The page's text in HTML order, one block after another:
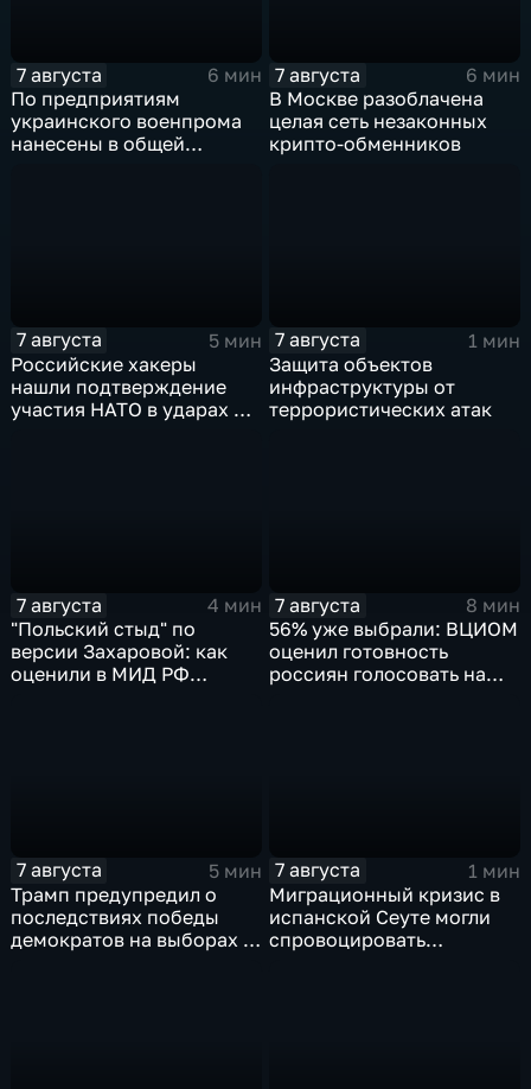
7 августа
6 мин
По предприятиям
украинского военпрома
нанесены в общей
7 августа
6 мин
В Москве разоблачена
целая сеть незаконных
крипто-обменников
7 августа
5 мин
Российские хакеры
нашли подтверждение
участия НАТО в ударах по
7 августа
1 мин
Защита объектов
инфраструктуры от
террористических атак
7 августа
4 мин
"Польский стыд" по
версии Захаровой: как
оценили в МИД РФ
7 августа
8 мин
56% уже выбрали: ВЦИОМ
оценил готовность
россиян голосовать на
7 августа
5 мин
Трамп предупредил о
последствиях победы
демократов на выборах в
7 августа
1 мин
Миграционный кризис в
испанской Сеуте могли
спровоцировать